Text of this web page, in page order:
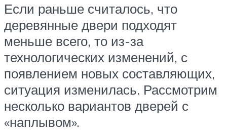
Если раньше считалось, что
деревянные двери подходят
меньше всего, то из-за
технологических изменений, с
появлением новых составляющих,
ситуация изменилась. Рассмотрим
несколько вариантов дверей с
«наплывом».